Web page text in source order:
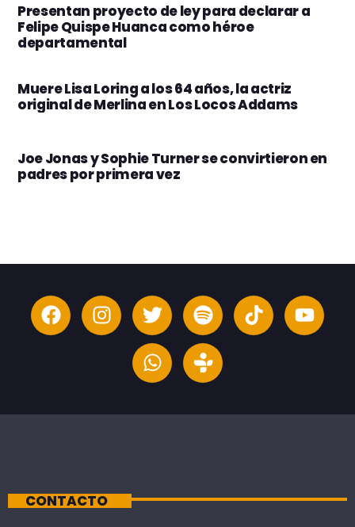
Presentan proyecto de ley para declarar a
Felipe Quispe Huanca como héroe
departamental
Muere Lisa Loring a los 64 años, la actriz
original de Merlina en Los Locos Addams
Joe Jonas y Sophie Turner se convirtieron en
padres por primera vez
CONTACTO